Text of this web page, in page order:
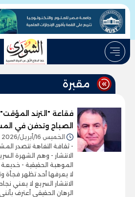
مقبرة
فقاعة "الترند
الصباح وتدفن في
الخميس 16/أبريل/2026 - 04:23 م
- ثقافة التفاهة تتصدر
الانتشار - وهم الشهرة
الموهبة الحقيقية -
لا يعرفها أحد تظهر فجأة
الانتشار السريع لا يعني
الرهان الحقيقي أعترف